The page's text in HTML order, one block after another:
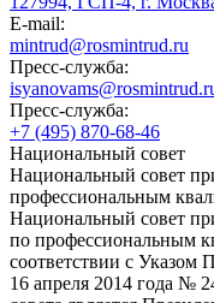
E-mail:
mintrud@rosmintrud.ru
Пресс-служба:
Пресс-служба:
+7 (495) 870-68-46
Национальный совет
Национальный совет
профессиональным
Национальный совет
по профессиональным
соответствии с Указом
16 апреля 2014 года №